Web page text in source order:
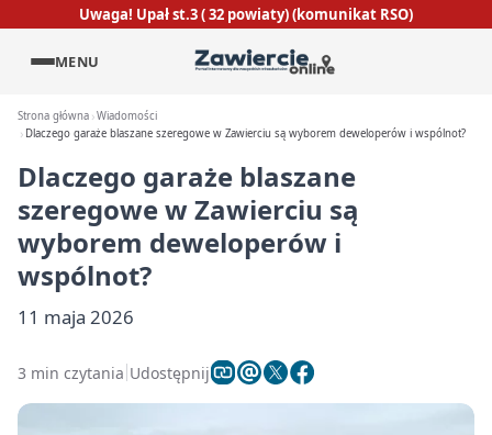
Uwaga! Upał st.3 ( 32 powiaty) (komunikat RSO)
MENU
Strona główna Wiadomości
Dlaczego garaże blaszane szeregowe w Zawierciu są wyborem deweloperów i wspólnot?
Dlaczego garaże blaszane
szeregowe w Zawierciu są
wyborem deweloperów i
wspólnot?
11 maja 2026
3 min czytania Udostępnij